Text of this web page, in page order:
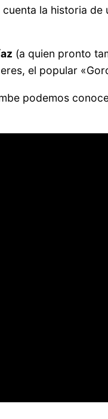
cuenta la historia de
(a quien pronto
el popular
podemos